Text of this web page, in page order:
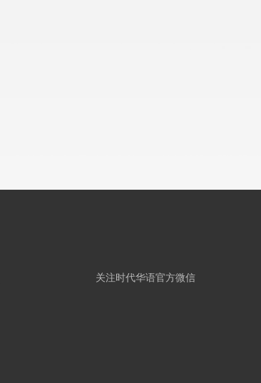
关注时代华语官方微信